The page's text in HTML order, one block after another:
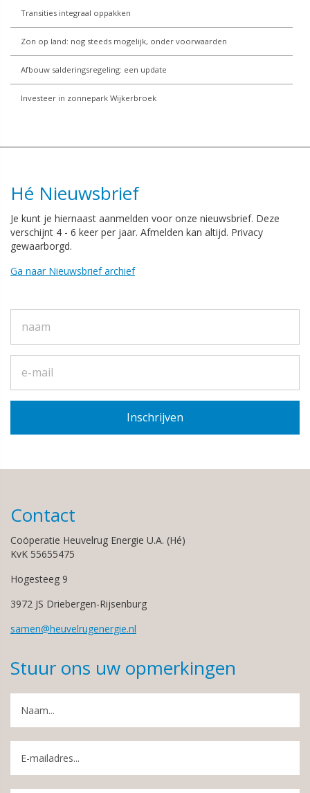
Transities integraal oppakken
Zon op land: nog steeds mogelijk, onder voorwaarden
Afbouw salderingsregeling: een update
Investeer in zonnepark Wijkerbroek
Hé Nieuwsbrief
Je kunt je hiernaast aanmelden voor onze nieuwsbrief. Deze
verschijnt 4 - 6 keer per jaar. Afmelden kan altijd. Privacy
gewaarborgd.
Ga naar Nieuwsbrief archief
Contact
Coöperatie Heuvelrug Energie U.A. (Hé)
KvK 55655475
Hogesteeg 9
3972 JS Driebergen-Rijsenburg
samen@heuvelrugenergie.nl
Stuur ons uw opmerkingen